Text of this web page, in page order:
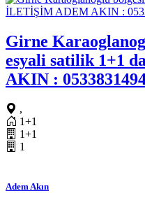
Girne
esyali satilik 1+1
AKIN :
,
1+1
1+1
1
Adem Akın